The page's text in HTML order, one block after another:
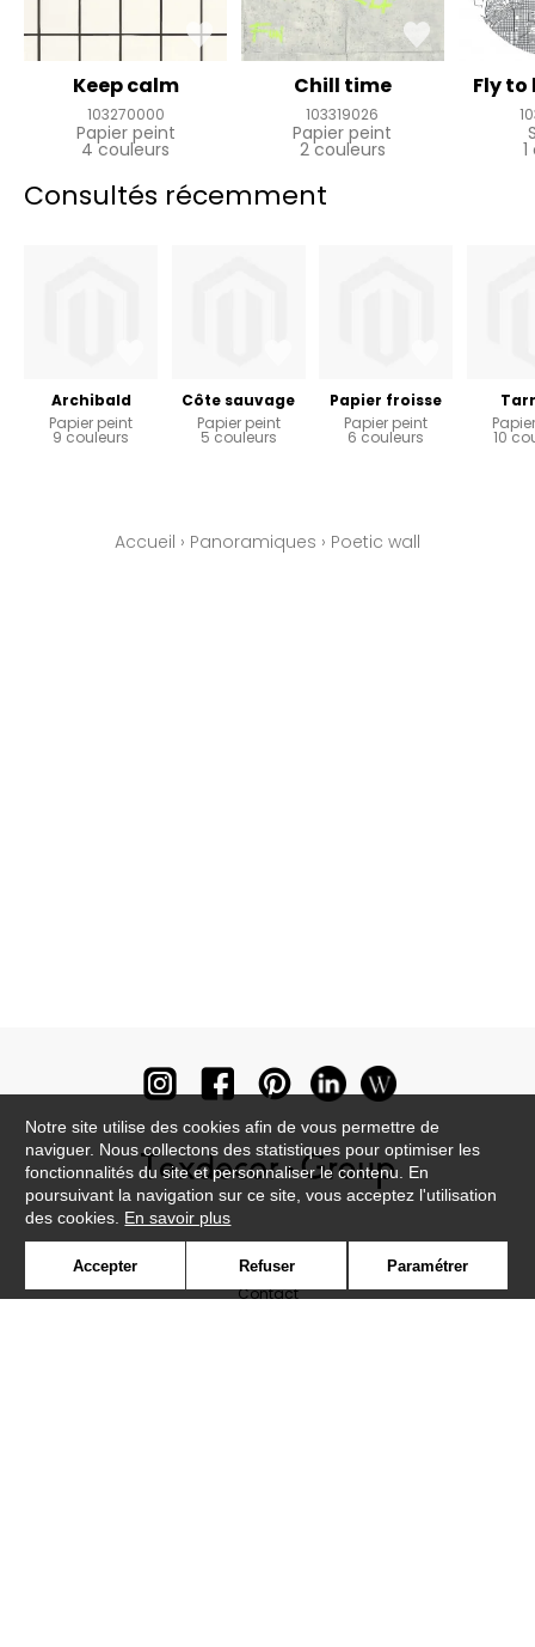
Keep calm
103270000
Papier peint
4 couleurs
Chill time
103319026
Papier peint
2 couleurs
Fly to
Consultés récemment
Archibald
Papier peint
9 couleurs
Côte sauvage
Papier peint
5 couleurs
Papier froisse
Papier peint
6 couleurs 10
Accueil › Panoramiques › Poetic wall
Contact
Notre site utilise des cookies afin de vous permettre de
naviguer. Nous collectons des statistiques pour optimiser les
fonctionnalités du site et personnaliser le contenu. En
poursuivant la navigation sur ce site, vous acceptez l'utilisation
des cookies. En savoir plus
Accepter Refuser Paramétrer